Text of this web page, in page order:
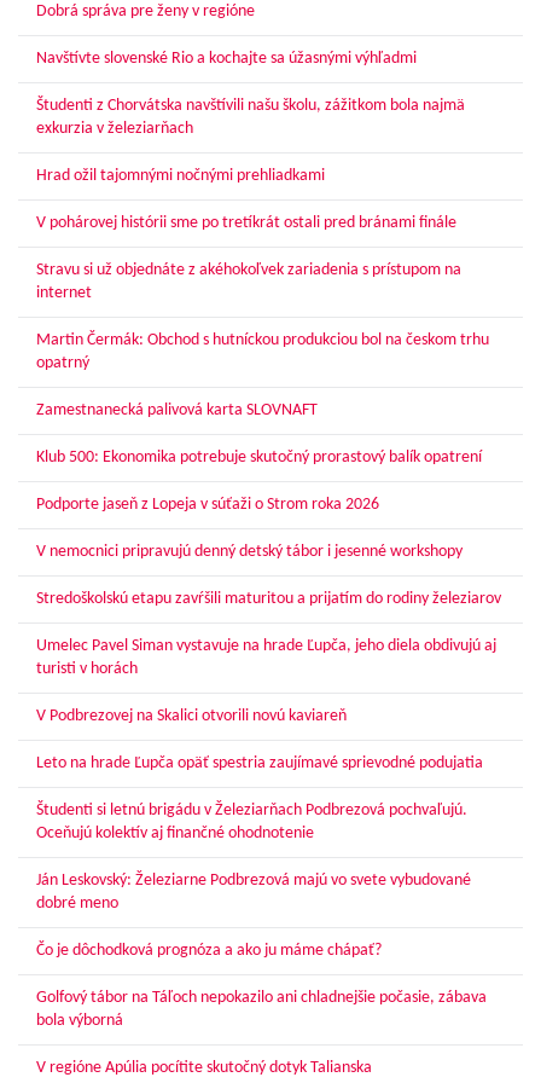
Dobrá správa pre ženy v regióne
Navštívte slovenské Rio a kochajte sa úžasnými výhľadmi
Študenti z Chorvátska navštívili našu školu, zážitkom bola najmä
exkurzia v železiarňach
Hrad ožil tajomnými nočnými prehliadkami
V pohárovej histórii sme po tretíkrát ostali pred bránami finále
Stravu si už objednáte z akéhokoľvek zariadenia s prístupom na
internet
Martin Čermák: Obchod s hutníckou produkciou bol na českom trhu
opatrný
Zamestnanecká palivová karta SLOVNAFT
Klub 500: Ekonomika potrebuje skutočný prorastový balík opatrení
Podporte jaseň z Lopeja v súťaži o Strom roka 2026
V nemocnici pripravujú denný detský tábor i jesenné workshopy
Stredoškolskú etapu zavŕšili maturitou a prijatím do rodiny železiarov
Umelec Pavel Siman vystavuje na hrade Ľupča, jeho diela obdivujú aj
turisti v horách
V Podbrezovej na Skalici otvorili novú kaviareň
Leto na hrade Ľupča opäť spestria zaujímavé sprievodné podujatia
Študenti si letnú brigádu v Železiarňach Podbrezová pochvaľujú.
Oceňujú kolektív aj finančné ohodnotenie
Ján Leskovský: Železiarne Podbrezová majú vo svete vybudované
dobré meno
Čo je dôchodková prognóza a ako ju máme chápať?
Golfový tábor na Táľoch nepokazilo ani chladnejšie počasie, zábava
bola výborná
V regióne Apúlia pocítite skutočný dotyk Talianska